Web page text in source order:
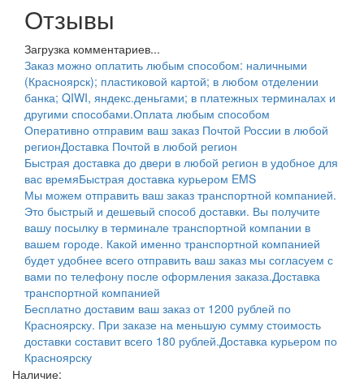
Отзывы
Загрузка комментариев...
Заказ можно оплатить любым способом: наличными
(Красноярск); пластиковой картой; в любом отделении
банка; QIWI, яндекс.деньгами; в платежных терминалах и
другими способами.Оплата любым способом
Оперативно отправим ваш заказ Почтой России в любой
регионДоставка Почтой в любой регион
Быстрая доставка до двери в любой регион в удобное для
вас времяБыстрая доставка курьером EMS
Мы можем отправить ваш заказ транспортной компанией.
Это быстрый и дешевый способ доставки. Вы получите
вашу посылку в терминале транспортной компании в
вашем городе. Какой именно транспортной компанией
будет удобнее всего отправить ваш заказ мы согласуем с
вами по телефону после оформления заказа.Доставка
транспортной компанией
Бесплатно доставим ваш заказ от 1200 рублей по
Красноярску. При заказе на меньшую сумму стоимость
доставки составит всего 180 рублей.Доставка курьером по
Красноярску
Наличие: